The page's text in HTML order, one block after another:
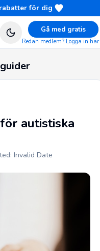
för dig
Gå med gratis
Redan medlem? Logga in här
autistiska
Invalid Date